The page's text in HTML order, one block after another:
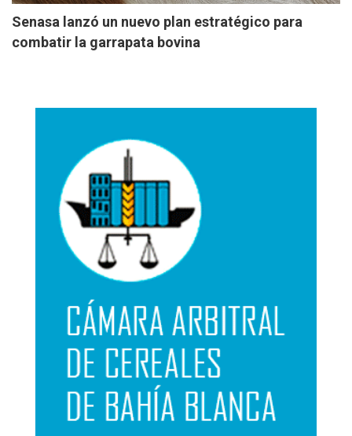
Senasa lanzó un nuevo plan estratégico para
combatir la garrapata bovina